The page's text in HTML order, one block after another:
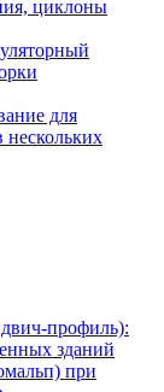
циклоны
для
профиль):
зданий
при